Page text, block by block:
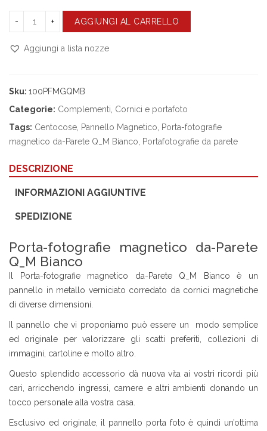
AGGIUNGI AL CARRELLO
Aggiungi a lista nozze
Sku: 100PFMGQMB
Categorie: Complementi Cornici e portafoto
Tags: Centocose Pannello Magnetico
Porta-fotografie
magnetico da-Parete Q_M Bianco
Portafotografie da parete
DESCRIZIONE
INFORMAZIONI AGGIUNTIVE
SPEDIZIONE
Porta-fotografie magnetico da-Parete
Q_M Bianco
Il Porta-fotografie magnetico da-Parete Q_M Bianco è un
pannello in metallo verniciato corredato da cornici magnetiche
di diverse dimensioni.
Il pannello che vi proponiamo può essere un modo semplice
ed originale per valorizzare gli scatti preferiti, collezioni di
immagini, cartoline e molto altro.
Questo splendido accessorio dà nuova vita ai vostri ricordi più
cari, arricchendo ingressi, camere e altri ambienti donando un
tocco personale alla vostra casa.
Esclusivo ed originale, il pannello porta foto è quindi un’ottima